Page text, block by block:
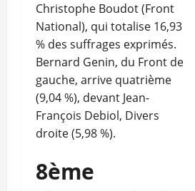
Christophe Boudot (Front
National), qui totalise 16,93
% des suffrages exprimés.
Bernard Genin, du Front de
gauche, arrive quatrième
(9,04 %), devant Jean-
François Debiol, Divers
droite (5,98 %).
8ème